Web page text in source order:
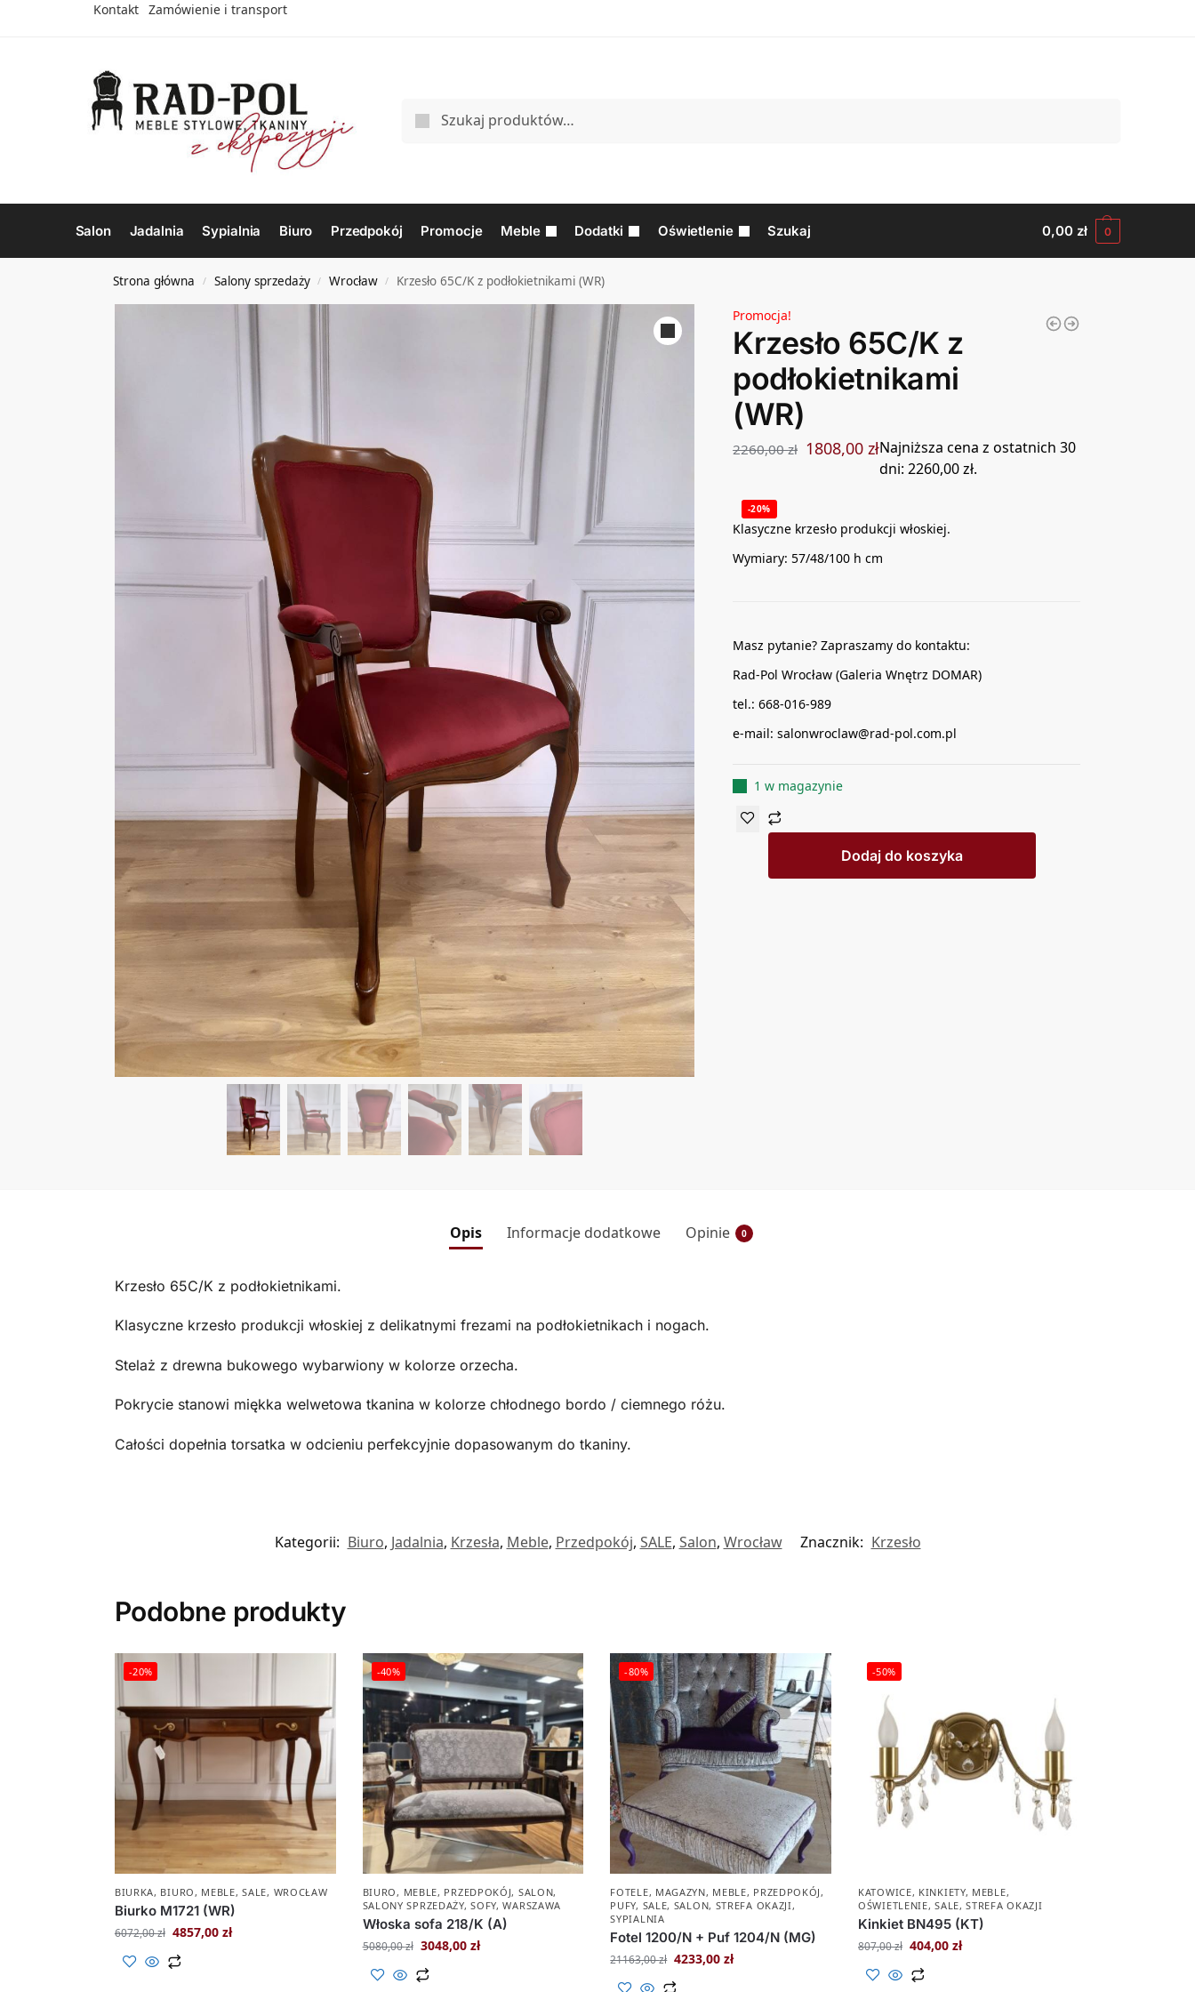
Kontakt Zamówienie i transport
Salon Jadalnia Sypialnia Biuro Przedpokój Promocje Meble Dodatki Oświetlenie Szukaj 0,00 zł 0
Strona główna / Salony sprzedaży / Wrocław / Krzesło 65C/K z podłokietnikami (WR)
Promocja!
Krzesło 65C/K z
podłokietnikami
(WR)
2260,00zł 1808,00złNajniższa cena z ostatnich 30
dni:2260,00zł.
-20%
Klasyczne krzesło produkcji włoskiej.
Wymiary: 57/48/100 h cm
Masz pytanie? Zapraszamy do kontaktu:
Rad-Pol Wrocław (Galeria Wnętrz DOMAR)
tel.: 668-016-989
e-mail: salonwroclaw@rad-pol.com.pl
1 w magazynie
Dodaj do koszyka
Opis Informacje dodatkowe Opinie 0
Krzesło 65C/K z podłokietnikami.
Klasyczne krzesło produkcji włoskiej z delikatnymi frezami na podłokietnikach i nogach.
Stelaż z drewna bukowego wybarwiony w kolorze orzecha.
Pokrycie stanowi miękka welwetowa tkanina w kolorze chłodnego bordo / ciemnego różu.
Całości dopełnia torsatka w odcieniu perfekcyjnie dopasowanym do tkaniny.
Kategorii: Biuro, Jadalnia, Krzesła, Meble, Przedpokój, SALE, Salon, Wrocław Znacznik: Krzesło
Podobne produkty
-20%
BIURKA, BIURO , MEBLE,SALE, WROCŁAW
Biurko M1721 (WR)
6072,00zł 4857,00 zł
-40%
BIURO , MEBLE, PRZEDPOKÓJ, SALON,
SALONY SPRZEDAŻY,SOFY,WARSZAWA
Włoska sofa 218/K (A)
5080,00zł 3048,00 zł
-80%
FOTELE, MAGAZYN, MEBLE, PRZEDPOKÓJ ,
PUFY, SALE, SALON, STREFA OKAZJI,
SYPIALNIA
Fotel 1200/N + Puf 1204/N (MG)
21163,00zł 4233,00zł
-50%
KATOWICE, KINKIETY, MEBLE,
OŚWIETLENIE,SALE,STREFA OKAZJI
Kinkiet BN495 (KT)
807,00zł 404,00zł